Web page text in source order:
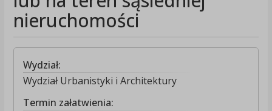
nieruchomości
Wydział:
Wydział Urbanistyki i Architektury
Termin załatwienia: